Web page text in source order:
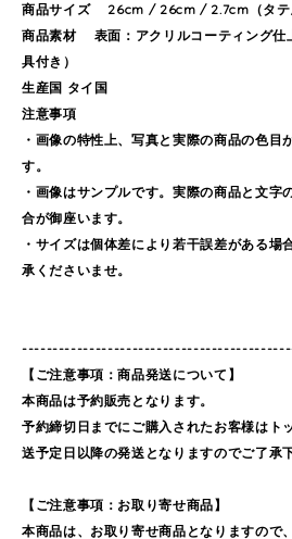
商品サイズ 26cm / 26cm / 2.7cm（タテ/
商品素材 表面：アクリルコーティング
具付き）
生産国 タイ国
注意事項
・画像の特性上、写真と実際の商品の色目
す。
・画像はサンプルです。実際の商品と文字
合が御座います。
・サイズは個体差により若干誤差がある場
承くださいませ。
【ご注意事項：商品発送について】
本商品は予約販売となります。
予約締切日までにご購入されたお客様はト
送予定日以降の発送となりますのでご了承
【ご注意事項：お取り寄せ商品】
本商品は、お取り寄せ商品となりますので